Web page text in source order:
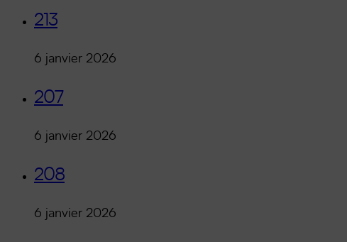
213
6 janvier 2026
207
6 janvier 2026
208
6 janvier 2026